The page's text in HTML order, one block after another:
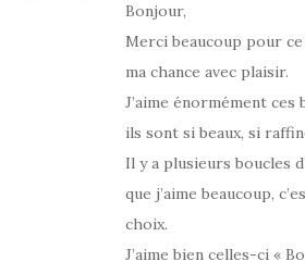
Bonjour,
Merci beaucoup pour
ma chance avec plaisir.
J’aime énormément
ils sont si beaux, si
Il y a plusieurs boucles
que j’aime beaucoup,
choix.
J’aime bien celles-ci «